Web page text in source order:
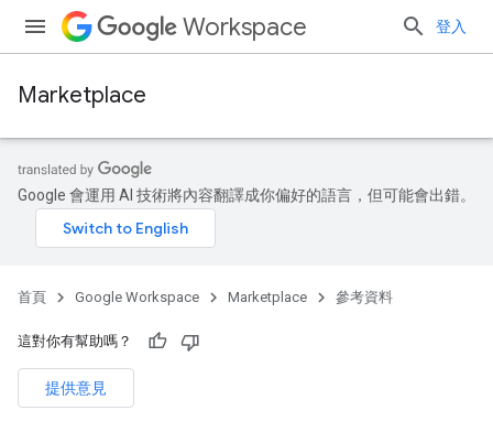
Workspace 登入
Marketplace
Google 會運用 AI 技術將內容翻譯成你偏好的語言，但可能會出錯。
首頁 Google Workspace Marketplace 參考資料
這對你有幫助嗎？
提供意見